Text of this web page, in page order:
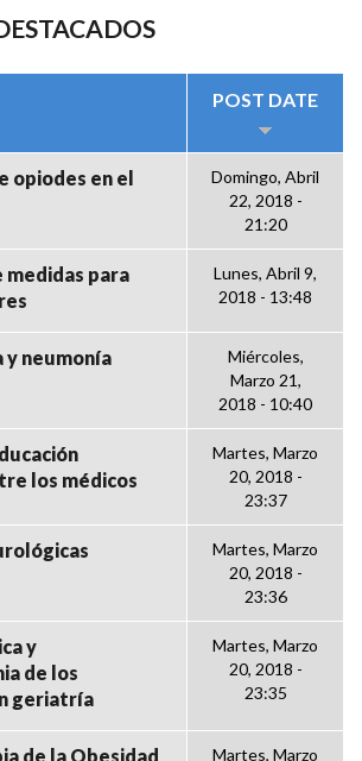
POST DATE
opiodes en el
Domingo, Abril
22, 2018 -
21:20
medidas para
Lunes, Abril 9,
2018 - 13:48
y neumonía
Miércoles,
Marzo 21,
2018 - 10:40
los médicos
Martes, Marzo
20, 2018 -
23:37
Martes, Marzo
20, 2018 -
23:36
y
de los
geriatría
Martes, Marzo
20, 2018 -
23:35
de la Obesidad
Martes, Marzo